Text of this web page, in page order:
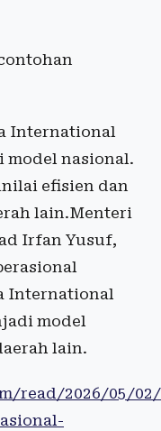
International
model nasional.
efisien dan
lain.Menteri
Irfan Yusuf,
International
model
lain.
read/2026/05/02/